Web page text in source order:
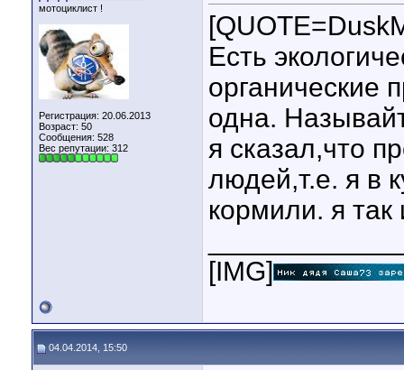
мотоциклист !
Регистрация: 20.06.2013
Возраст: 50
Сообщения: 528
Вес репутации: 312
Есть
органические
одна.
я сказал,что
людей,т.е. я в
кормили. я так
[IMG]
04.04.2014, 15:50